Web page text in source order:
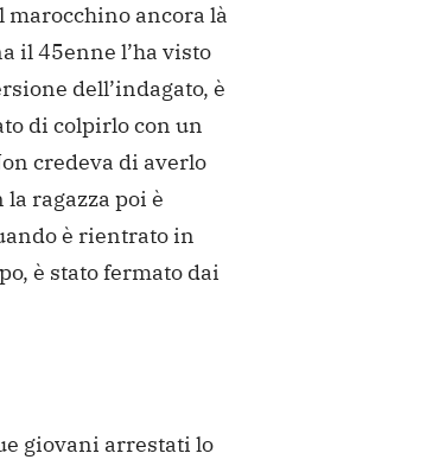
marocchino ancora là
il 45enne l’ha visto
dell’indagato, è
di colpirlo con un
credeva di averlo
la ragazza poi è
è rientrato in
è stato fermato dai
giovani arrestati lo